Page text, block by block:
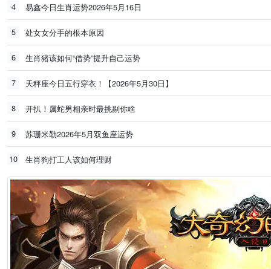
4 易鑫今日生肖运势2026年5月16日
5 处女女分手的根本原因
6 生肖猪该如何“借势”提升自己运势
7 天秤座今日五行穿衣！【2026年5月30日】
8 开扒！属蛇男相亲时最挑剔你啥
9 苏珊米勒2026年5月双鱼座运势
10 生肖狗打工人该如何理财